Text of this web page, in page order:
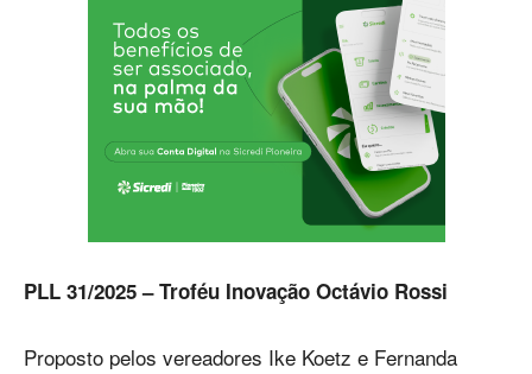
PLL 31/2025 – Troféu Inovação Octávio Rossi
Proposto pelos vereadores Ike Koetz e Fernanda